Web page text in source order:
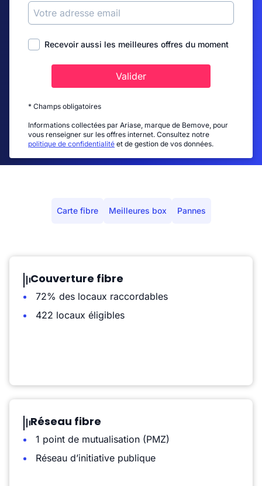
Recevoir aussi les meilleures offres du moment
Valider
* Champs obligatoires
Informations collectées par Ariase, marque de Bemove, pour
vous renseigner sur les offres internet. Consultez notre
politique de confidentialité et de gestion de vos données.
Carte fibre Meilleures box Pannes
Couverture fibre
72% des locaux raccordables
422 locaux éligibles
Réseau fibre
1 point de mutualisation (PMZ)
Réseau d’initiative publique